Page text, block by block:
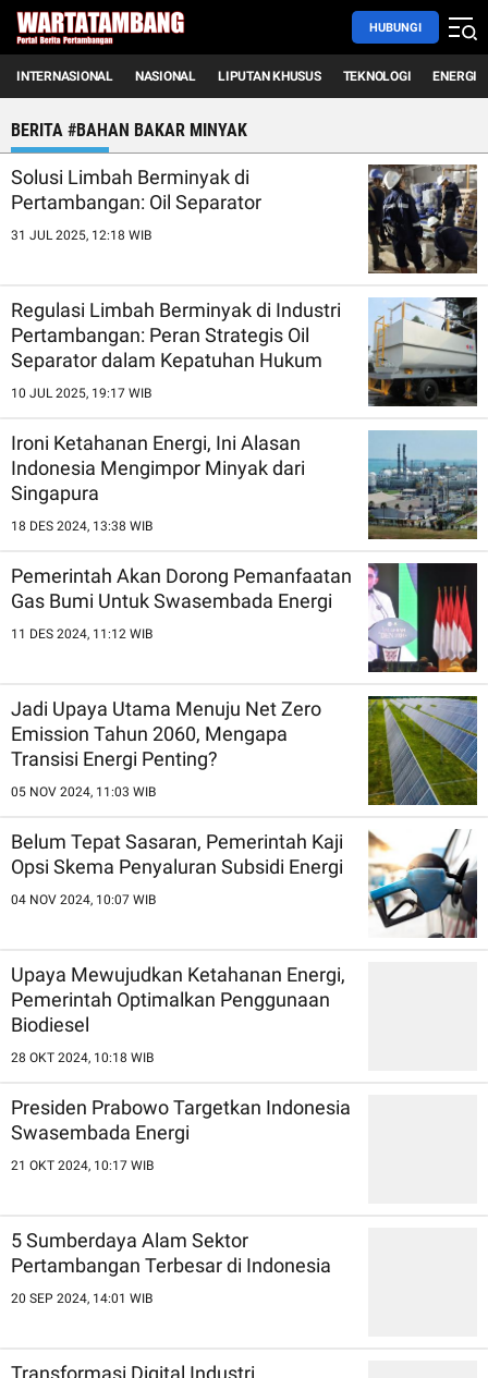
HUBUNGI
INTERNASIONAL NASIONAL LIPUTAN KHUSUS TEKNOLOGI ENERGI
BERITA #BAHAN BAKAR MINYAK
Solusi Limbah Berminyak di
Pertambangan: Oil Separator
31 JUL 2025, 12:18 WIB
Regulasi Limbah Berminyak di Industri
Pertambangan: Peran Strategis Oil
Separator dalam Kepatuhan Hukum
10 JUL 2025, 19:17 WIB
Ironi Ketahanan Energi, Ini Alasan
Indonesia Mengimpor Minyak dari
Singapura
18 DES 2024, 13:38 WIB
Pemerintah Akan Dorong Pemanfaatan
Gas Bumi Untuk Swasembada Energi
11 DES 2024, 11:12 WIB
Jadi Upaya Utama Menuju Net Zero
Emission Tahun 2060, Mengapa
Transisi Energi Penting?
05 NOV 2024, 11:03 WIB
Belum Tepat Sasaran, Pemerintah Kaji
Opsi Skema Penyaluran Subsidi Energi
04 NOV 2024, 10:07 WIB
Upaya Mewujudkan Ketahanan Energi,
Pemerintah Optimalkan Penggunaan
Biodiesel
28 OKT 2024, 10:18 WIB
Presiden Prabowo Targetkan Indonesia
Swasembada Energi
21 OKT 2024, 10:17 WIB
5 Sumberdaya Alam Sektor
Pertambangan Terbesar di Indonesia
20 SEP 2024, 14:01 WIB
Transformasi Digital Industri